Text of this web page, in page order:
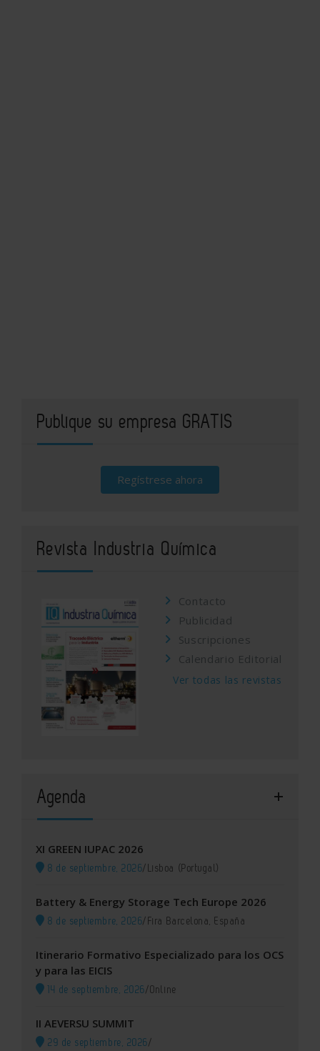
Publique su empresa GRATIS
Regístrese ahora
Revista Industria Química
Contacto
Publicidad
Suscripciones
Calendario Editorial
Ver todas las revistas
Agenda
XI GREEN IUPAC 2026
8 de septiembre, 2026/ Lisboa (Portugal)
Battery & Energy Storage Tech Europe 2026
8 de septiembre, 2026/ Fira Barcelona, España
Itinerario Formativo Especializado para los OCS
y para las EICIS
14 de septiembre, 2026/Online
II AEVERSU SUMMIT
29 de septiembre, 2026/